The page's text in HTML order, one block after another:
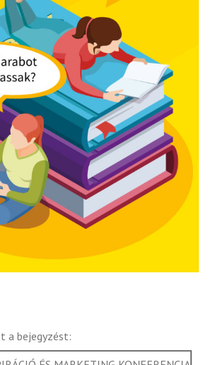
a bejegyzést: